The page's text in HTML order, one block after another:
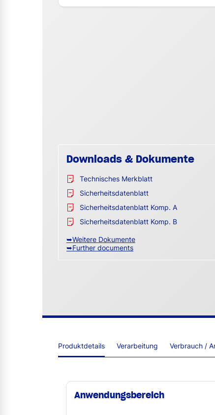
Downloads & Dokumente
Technisches Merkblatt
Sicherheitsdatenblatt
Sicherheitsdatenblatt Komp. A
Sicherheitsdatenblatt Komp. B
➥Weitere Dokumente
➥Further documents
Produktdetails Verarbeitung Verbrauch /
Anwendungsbereich